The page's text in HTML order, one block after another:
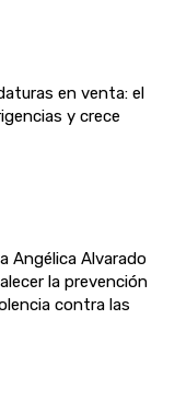
en venta: el
y crece
Angélica Alvarado
la prevención
contra las